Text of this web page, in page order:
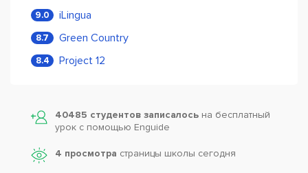
9.0 iLingua
8.7 Green Country
8.4 Project 12
40485 студентов записалось на бесплатный
урок с помощью Enguide
4 просмотра страницы школы сегодня